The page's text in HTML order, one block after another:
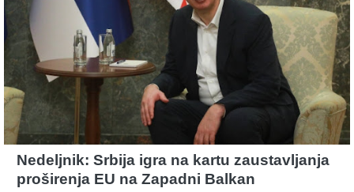
Nedeljnik: Srbija igra na kartu zaustavljanja
proširenja EU na Zapadni Balkan